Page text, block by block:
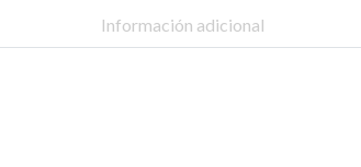
Información adicional